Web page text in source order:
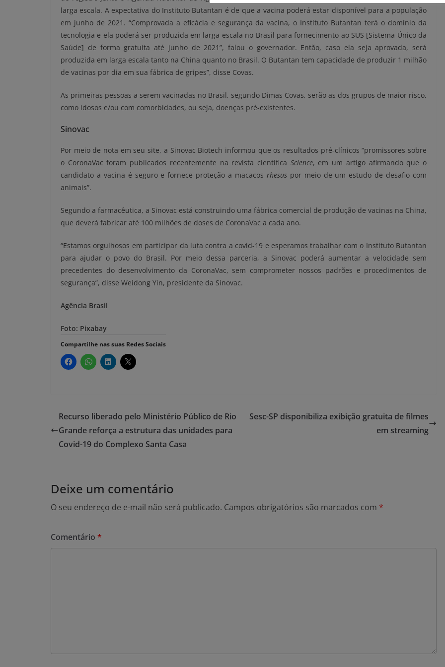
larga escala. A expectativa do Instituto Butantan é de que a vacina poderá estar disponível para a população
em junho de 2021. “Comprovada a eficácia e segurança da vacina, o Instituto Butantan terá o domínio da
tecnologia e ela poderá ser produzida em larga escala no Brasil para fornecimento ao SUS [Sistema Único da
Saúde] de forma gratuita até junho de 2021”, falou o governador. Então, caso ela seja aprovada, será
produzida em larga escala tanto na China quanto no Brasil. O Butantan tem capacidade de produzir 1 milhão
de vacinas por dia em sua fábrica de gripes”, disse Covas.
As primeiras pessoas a serem vacinadas no Brasil, segundo Dimas Covas, serão as dos grupos de maior risco,
como idosos e/ou com comorbidades, ou seja, doenças pré-existentes.
Sinovac
Por meio de nota em seu site, a Sinovac Biotech informou que os resultados pré-clínicos “promissores sobre
o CoronaVac foram publicados recentemente na revista científica Science, em um artigo afirmando que o
candidato a vacina é seguro e fornece proteção a macacos rhesus por meio de um estudo de desafio com
animais”.
Segundo a farmacêutica, a Sinovac está construindo uma fábrica comercial de produção de vacinas na China,
que deverá fabricar até 100 milhões de doses de CoronaVac a cada ano.
“Estamos orgulhosos em participar da luta contra a covid-19 e esperamos trabalhar com o Instituto Butantan
para ajudar o povo do Brasil. Por meio dessa parceria, a Sinovac poderá aumentar a velocidade sem
precedentes do desenvolvimento da CoronaVac, sem comprometer nossos padrões e procedimentos de
segurança”, disse Weidong Yin, presidente da Sinovac.
Agência Brasil
Foto: Pixabay
Compartilhe nas suas Redes Sociais
Recurso liberado pelo Ministério Público de Rio
Grande reforça a estrutura das unidades para
Covid-19 do Complexo Santa Casa
Sesc-SP disponibiliza exibição gratuita de filmes
em streaming
Deixe um comentário
O seu endereço de e-mail não será publicado. Campos obrigatórios são marcados com *
Comentário *